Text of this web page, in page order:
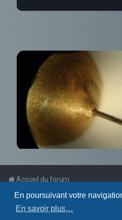
En poursuivant votre
En savoir plus…
Accueil du forum
Powered by phpBB
Traduction française officielle